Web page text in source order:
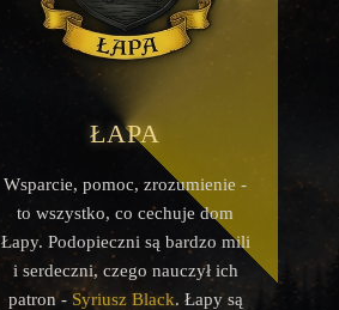
Łapa
Wsparcie, pomoc, zrozumienie -
to wszystko, co cechuje dom
Łapy. Podopieczni są bardzo mili
i serdeczni, czego nauczył ich
patron - Syriusz Black. Łapy są